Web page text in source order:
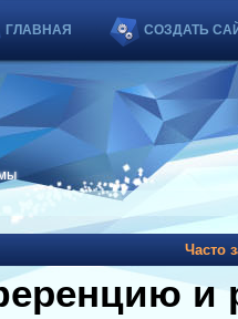
ГЛАВНАЯ СОЗДАТЬ
Часто
и